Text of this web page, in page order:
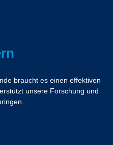
braucht es einen effektiven
unsere Forschung und